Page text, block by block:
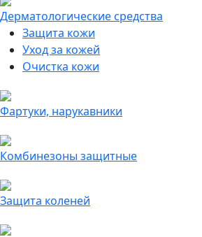
Дерматологические средства
Защита кожи
Уход за кожей
Очистка кожи
Фартуки, нарукавники
Комбинезоны защитные
Защита коленей